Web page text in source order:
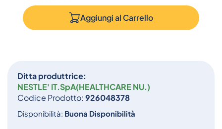
Ditta produttrice:
NESTLE' IT.SpA(HEALTHCARE NU.)
Codice Prodotto: 926048378
Disponibilità: Buona Disponibilità
Aggiungi al Carrello